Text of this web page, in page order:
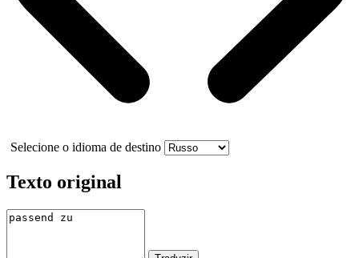
Selecione o idioma de destino
Texto original